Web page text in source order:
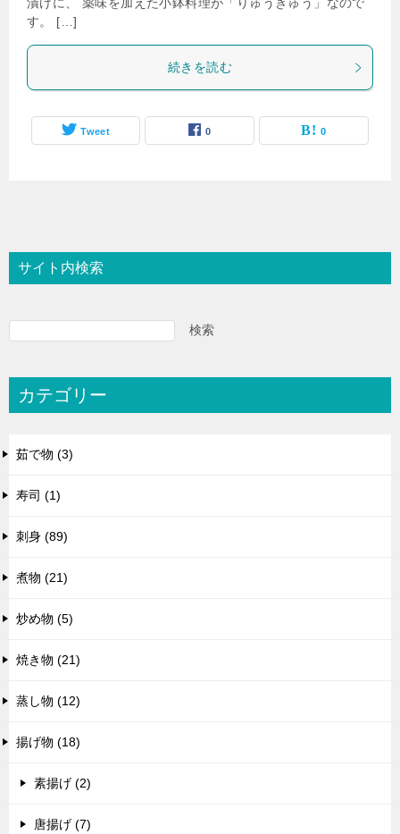
す。 […]
続きを読む
Tweet 0 0
サイト内検索
検索
カテゴリー
茹で物 (3)
寿司 (1)
刺身 (89)
煮物 (21)
炒め物 (5)
焼き物 (21)
蒸し物 (12)
揚げ物 (18)
素揚げ (2)
唐揚げ (7)